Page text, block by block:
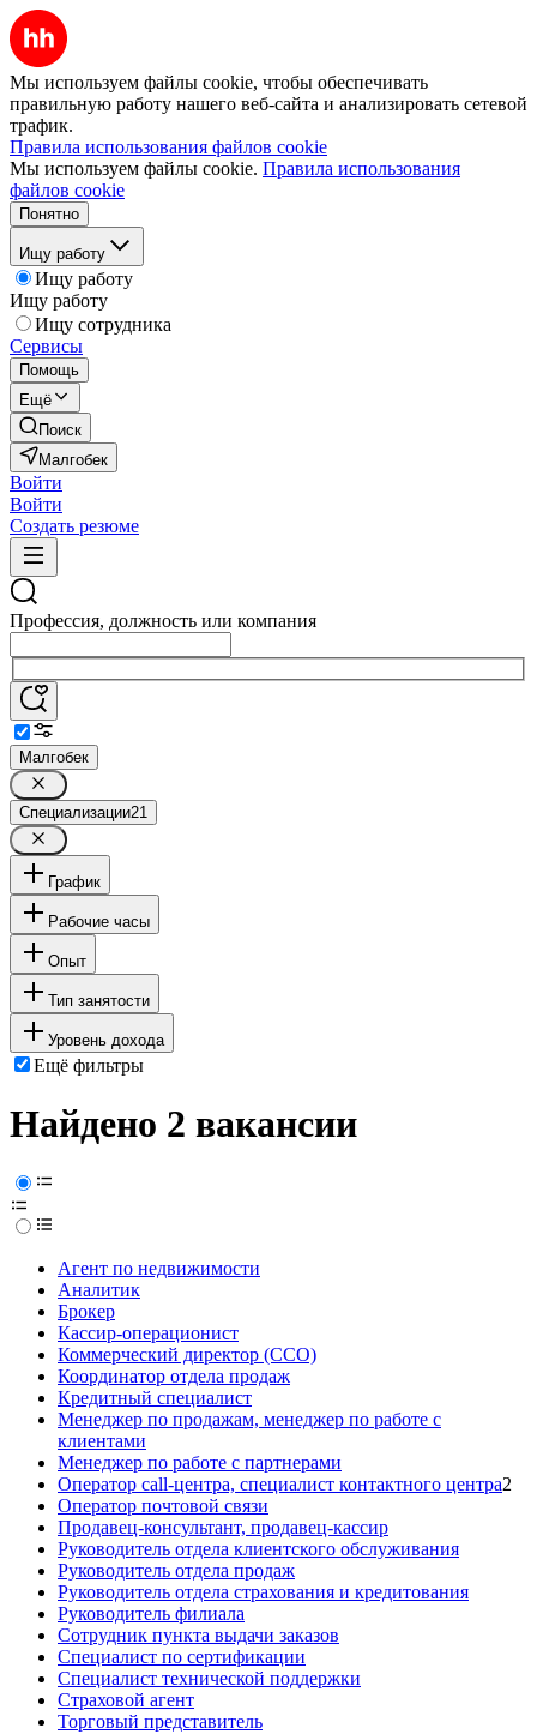
Мы используем файлы cookie, чтобы обеспечивать
правильную работу нашего веб-сайта и анализировать сетевой
трафик.
Правила использования файлов cookie
Мы используем файлы cookie. Правила использования
файлов cookie
Понятно
Ищу работу
Ищу работу
Ищу работу
Ищу сотрудника
Сервисы
Помощь
Ещё
Поиск
Малгобек
Войти
Войти
Создать резюме
Профессия, должность или компания
Малгобек
Специализации21
График
Рабочие часы
Опыт
Тип занятости
Уровень дохода
Ещё фильтры
Найдено 2 вакансии
Агент по недвижимости
Аналитик
Брокер
Кассир-операционист
Коммерческий директор (CCO)
Координатор отдела продаж
Кредитный специалист
Менеджер по продажам, менеджер по работе с
клиентами
Менеджер по работе с партнерами
Оператор call-центра, специалист контактного центра2
Оператор почтовой связи
Продавец-консультант, продавец-кассир
Руководитель отдела клиентского обслуживания
Руководитель отдела продаж
Руководитель отдела страхования и кредитования
Руководитель филиала
Сотрудник пункта выдачи заказов
Специалист по сертификации
Специалист технической поддержки
Страховой агент
Торговый представитель